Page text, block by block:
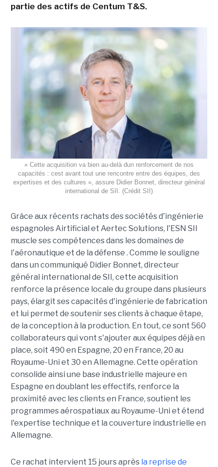
partie des actifs de Centum T&S.
« Cette acquisition va bien au-delà dun renforcement de nos
capacités : cest avant tout une rencontre entre des équipes, des
expertises et des cultures », assure Didier Bonnet, directeur général
international de SII. (Crédit SII)
Grâce aux récents rachats des sociétés d'ingénierie
espagnoles Airtificial et Aertec Solutions, l'ESN SII
muscle ses compétences dans les domaines de
l'aéronautique et de la défense . Comme le souligne
dans un communiqué Didier Bonnet, directeur
général international de SII, cette acquisition
renforce la présence locale du groupe dans plusieurs
pays, élargit ses capacités d'ingénierie de fabrication
et lui permet de soutenir ses clients à chaque étape,
de la conception à la production. En tout, ce sont 560
collaborateurs qui vont s'ajouter aux équipes déjà en
place, soit 490 en Espagne, 20 en France, 20 au
Royaume-Uni et 30 en Allemagne. Cette opération
consolide ainsi une base industrielle majeure en
Espagne en doublant les effectifs, renforce la
proximité avec les clients en France, soutient les
programmes aérospatiaux au Royaume-Uni et étend
l'expertise technique et la couverture industrielle en
Allemagne.
Ce rachat intervient 15 jours après la reprise de